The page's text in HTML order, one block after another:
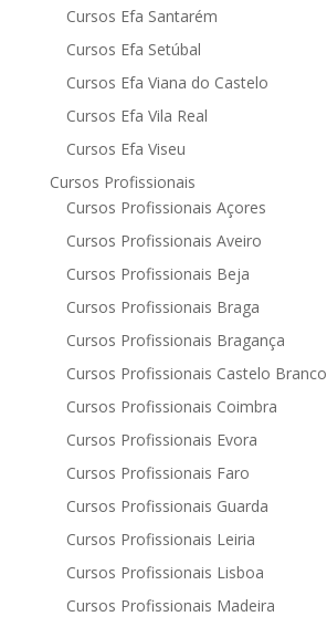
Cursos Efa Santarém
Cursos Efa Setúbal
Cursos Efa Viana do Castelo
Cursos Efa Vila Real
Cursos Efa Viseu
Cursos Profissionais
Cursos Profissionais Açores
Cursos Profissionais Aveiro
Cursos Profissionais Beja
Cursos Profissionais Braga
Cursos Profissionais Bragança
Cursos Profissionais Castelo Branco
Cursos Profissionais Coimbra
Cursos Profissionais Evora
Cursos Profissionais Faro
Cursos Profissionais Guarda
Cursos Profissionais Leiria
Cursos Profissionais Lisboa
Cursos Profissionais Madeira